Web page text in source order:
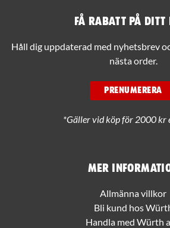
Mer
Allmänna villkor
Bli kund hos
Handla med Würth
Få rabatt på ditt
Håll dig uppdaterad med nyhetsbrev
nästa order.
PRENUMERERA
*Gäller vid köp för 2000 kr